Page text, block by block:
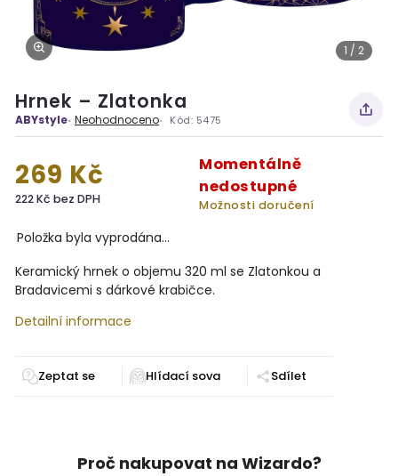
1 / 2
Hrnek – Zlatonka
ABYstyle Neohodnoceno Kód: 5475
269 Kč
222 Kč bez DPH
Momentálně
nedostupné
Možnosti doručení
Položka byla vyprodána…
Keramický hrnek o objemu 320 ml se Zlatonkou a
Bradavicemi s dárkové krabičce.
Detailní informace
Zeptat se Sdílet
Proč nakupovat na Wizardo?